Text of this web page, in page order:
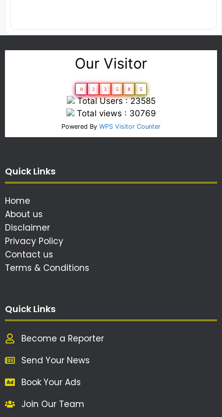
Our Visitor
0 2 3 5 8 5
Total Users : 23585
Total views : 30769
Powered By WPS Visitor Counter
Quick Links
Home
About us
Disclaimer
Privacy Policy
Contact us
Terms & Conditions
Quick Links
Become a Reporter
Send Your News
Book Your Ads
Join Our Team